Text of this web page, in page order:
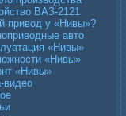
ВАЗ-2121
привод у «Нивы»?
авто
«Нивы»
«Нивы»
«Нивы»
видео